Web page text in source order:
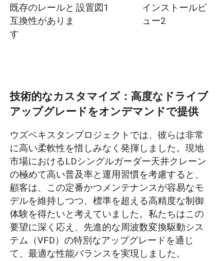
既存のレールと
互換性がありま
す
設置図1
インストールビ
ュー2
技術的なカスタマイズ：高度なドライブ
アップグレードをオンデマンドで提供
ウズベキスタンプロジェクトでは、彼らは非常
に高い柔軟性を惜しみなく発揮しました。現地
市場におけるLDシングルガーダー天井クレーン
の極めて高い普及率と運用習慣を考慮すると、
顧客は、この定番かつメンテナンスが容易なモ
デルを維持しつつ、標準を超える高精度な制御
体験を得たいと考えていました。私たちはこの
要望に深く応え、先進的な周波数変換駆動シス
テム（VFD）の特別なアップグレードを通じ
て、最適な性能バランスを実現しました。